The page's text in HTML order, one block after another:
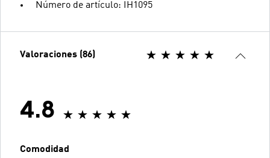
Número de artículo: IH1095
Valoraciones (86)
4.8
Comodidad